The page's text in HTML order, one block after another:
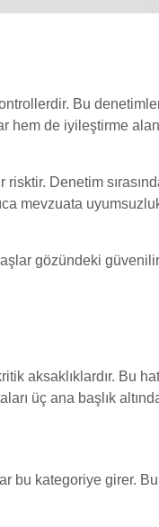
Bu
hem de iyileştirme
Denetim
mevzuata
gözündeki
aksaklıklardır. Bu
üç ana başlık
kategoriye girer.